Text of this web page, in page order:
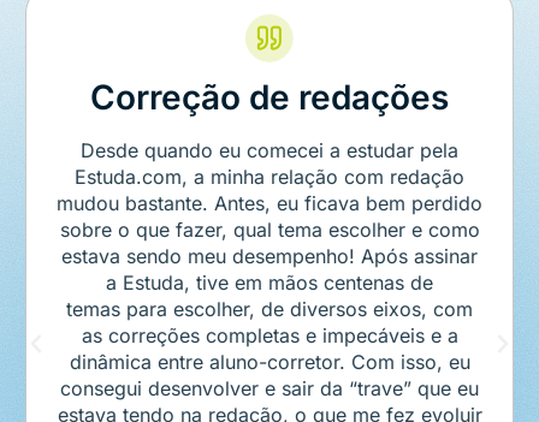
pela
redação
bem perdido
e como
Após assinar
eixos, com
e a
isso, eu
que eu
fez evoluir
Questões
fazer revisões, porque tem
de muito fácil acesso. Amo fazer
da plataforma, pois além de vir
escrita, tem as resoluções em
videoaulas, que são ótimas e
acompanhar o meu
estatísticas. Sem contar que tem
inéditas que me permite simular a
de fazer uma prova totalmente
questões que eu nunca vi.